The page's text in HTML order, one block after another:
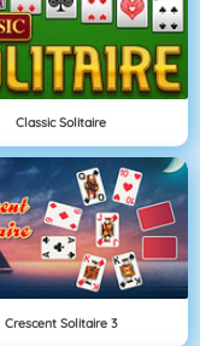
Classic Solitaire
Crescent Solitaire 3